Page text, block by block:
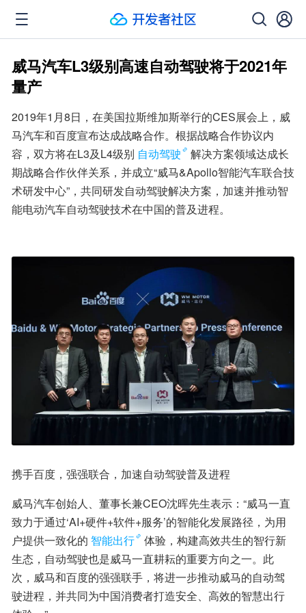
威马汽车L3级别高速自动驾驶将于2021年
量产
2019年1月8日，在美国拉斯维加斯举行的CES展会上，威
马汽车和百度宣布达成战略合作。根据战略合作协议内
容，双方将在L3及L4级别 自动驾驶
解决方案领域达成长
期战略合作伙伴关系，并成立“威马&Apollo智能汽车联合技
术研发中心”，共同研发自动驾驶解决方案，加速并推动智
能电动汽车自动驾驶技术在中国的普及进程。
携手百度，强强联合，加速自动驾驶普及进程
威马汽车创始人、董事长兼CEO沈晖先生表示：“威马一直
致力于通过‘AI+硬件+软件+服务’的智能化发展路径，为用
户提供一致化的 智能出行
体验，构建高效共生的智行新
生态，自动驾驶也是威马一直耕耘的重要方向之一。此
次，威马和百度的强强联手，将进一步推动威马的自动驾
驶进程，并共同为中国消费者打造安全、高效的智慧出行